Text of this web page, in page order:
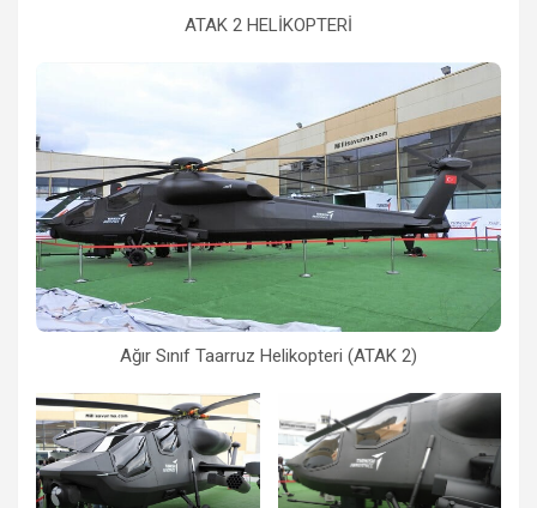
ATAK 2 HELİKOPTERİ
Ağır Sınıf Taarruz Helikopteri (ATAK 2)